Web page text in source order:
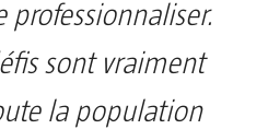
professionnaliser.
sont vraiment
la population